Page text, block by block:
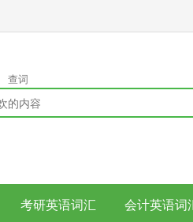
查词
考研英语词汇 会计英语词